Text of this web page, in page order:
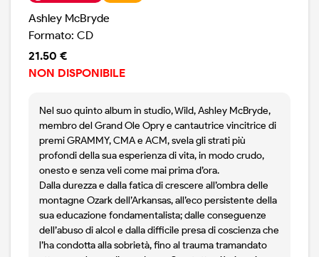
Ashley McBryde
Formato: CD
21.50 €
NON DISPONIBILE
Nel suo quinto album in studio, Wild, Ashley McBryde,
membro del Grand Ole Opry e cantautrice vincitrice di
premi GRAMMY, CMA e ACM, svela gli strati più
profondi della sua esperienza di vita, in modo crudo,
onesto e senza veli come mai prima d’ora.
Dalla durezza e dalla fatica di crescere all’ombra delle
montagne Ozark dell’Arkansas, all’eco persistente della
sua educazione fondamentalista; dalle conseguenze
dell’abuso di alcol e dalla difficile presa di coscienza che
l’ha condotta alla sobrietà, fino al trauma tramandato